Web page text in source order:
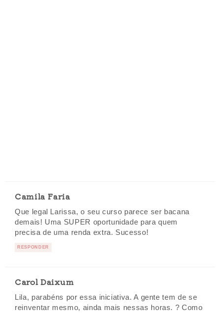
Camila Faria
Que legal Larissa, o seu curso parece ser bacana
demais! Uma SUPER oportunidade para quem
precisa de uma renda extra. Sucesso!
RESPONDER
Carol Daixum
Lila, parabéns por essa iniciativa. A gente tem de se
reinventar mesmo, ainda mais nessas horas. ? Como